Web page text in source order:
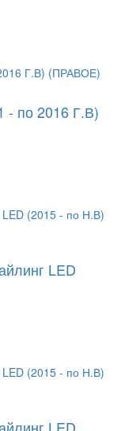
- по 2016 Г.В)
LED